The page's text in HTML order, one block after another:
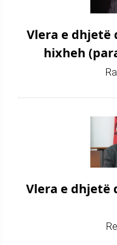
Vlera e
hixheh
Vlera e dhjetë